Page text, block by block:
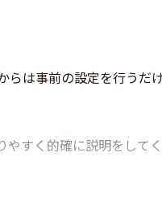
らは事前の設定を行うだ
すく的確に説明をして